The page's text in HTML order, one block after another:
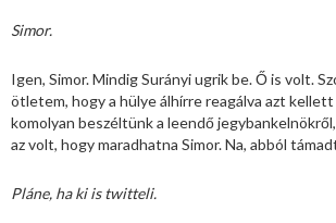
Simor.
Igen, Simor. Mindig Surányi ugrik be. Ő is volt.
ötletem, hogy a hülye álhírre reagálva azt
komolyan beszéltünk a leendő
az volt, hogy maradhatna Simor. Na, abból
Pláne, ha ki is twitteli.